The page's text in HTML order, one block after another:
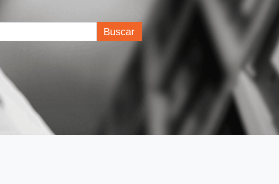
Buscar